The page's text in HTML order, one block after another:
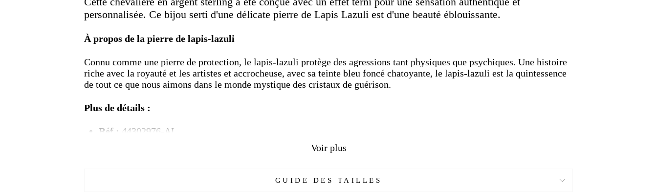
personnalisée. Ce bijou serti d'une délicate pierre de Lapis Lazuli est d'une beauté éblouissante.
À propos de la pierre de lapis-lazuli
Connu comme une pierre de protection, le lapis-lazuli protège des agressions tant physiques que psychiques. Une histoire
riche avec la royauté et les artistes et accrocheuse, avec sa teinte bleu foncé chatoyante, le lapis-lazuli est la quintessence
de tout ce que nous aimons dans le monde mystique des cristaux de guérison.
Plus de détails :
Réf : 44302976-AL
Voir plus
GUIDE DES TAILLES